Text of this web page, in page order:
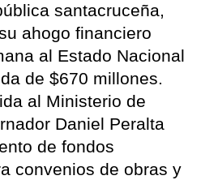
santacruceña,
ahogo financiero
al Estado Nacional
de $670 millones.
al Ministerio de
Daniel Peralta
de fondos
convenios de obras y